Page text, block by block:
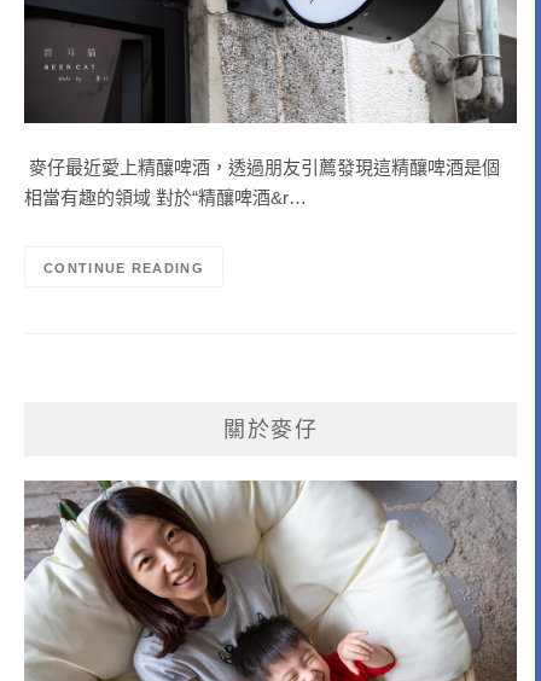
麥仔最近愛上精釀啤酒，透過朋友引薦發現這精釀啤酒是個
相當有趣的領域 對於“精釀啤酒&r…
CONTINUE READING
關於麥仔